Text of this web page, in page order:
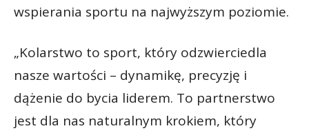
wspierania sportu na najwyższym poziomie.
„Kolarstwo to sport, który odzwierciedla
nasze wartości – dynamikę, precyzję i
dążenie do bycia liderem. To partnerstwo
jest dla nas naturalnym krokiem, który